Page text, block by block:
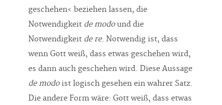
geschehen‹ beziehen lassen, die
Notwendigkeit de modound die
Notwendigkeit de re. Notwendig ist, dass
wenn Gott weiß, dass etwas geschehen wird,
es dann auch geschehen wird. Diese Aussage
de modoist logisch gesehen ein wahrer Satz.
Die andere Form wäre: Gott weiß, dass etwas